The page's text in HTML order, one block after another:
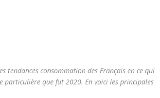
tendances consommation des Français en ce qui
particulière que fut 2020. En voici les principales